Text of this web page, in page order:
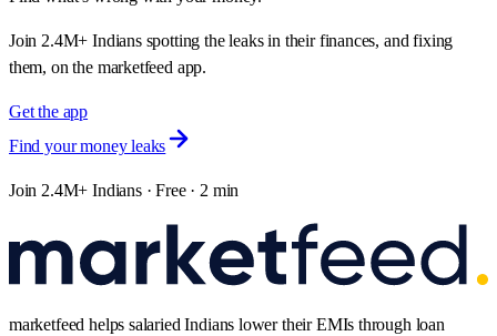
Join 2.4M+ Indians spotting the leaks in their finances, and fixing
them, on the marketfeed app.
Get the app
Find your money leaks
Join 2.4M+ Indians · Free · 2 min
marketfeed helps salaried Indians lower their EMIs through loan